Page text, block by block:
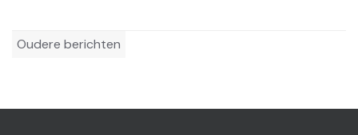
Berichtennavigatie
Oudere berichten